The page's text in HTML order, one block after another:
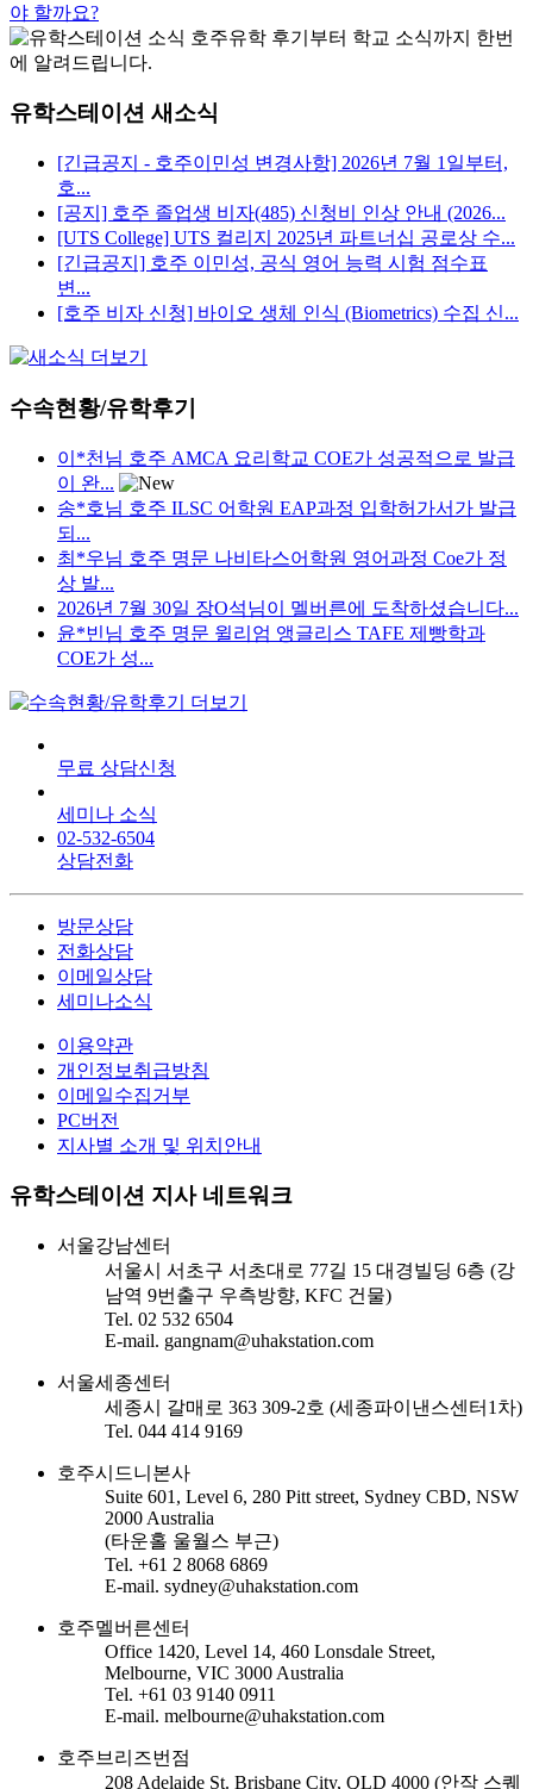
유학스테이션 새소식
[긴급공지 - 호주이민성 변경사항] 2026년 7월 1일부터,
호...
[공지] 호주 졸업생 비자(485) 신청비 인상 안내 (2026...
[UTS College] UTS 컬리지 2025년 파트너십 공로상 수...
[긴급공지] 호주 이민성, 공식 영어 능력 시험 점수표
변...
[호주 비자 신청] 바이오 생체 인식 (Biometrics) 수집 신...
수속현황/유학후기
이*천님 호주 AMCA 요리학교 COE가 성공적으로 발급
이 완...
송*호님 호주 ILSC 어학원 EAP과정 입학허가서가 발급
되...
최*우님 호주 명문 나비타스어학원 영어과정 Coe가 정
상 발...
2026년 7월 30일 장O석님이 멜버른에 도착하셨습니다...
윤*빈님 호주 명문 윌리엄 앵글리스 TAFE 제빵학과
COE가 성...
무료 상담신청
세미나 소식
02-532-6504
상담전화
방문상담
전화상담
이메일상담
세미나소식
이용약관
개인정보취급방침
이메일수집거부
PC버전
지사별 소개 및 위치안내
유학스테이션 지사 네트워크
서울강남센터
서울시 서초구 서초대로 77길 15 대경빌딩 6층 (강
남역 9번출구 우측방향, KFC 건물)
Tel. 02 532 6504
E-mail. gangnam@uhakstation.com
서울세종센터
세종시 갈매로 363 309-2호 (세종파이낸스센터1차)
Tel. 044 414 9169
호주시드니본사
Suite 601, Level 6, 280 Pitt street, Sydney CBD, NSW
2000 Australia
(타운홀 울월스 부근)
Tel. +61 2 8068 6869
E-mail. sydney@uhakstation.com
호주멜버른센터
Office 1420, Level 14, 460 Lonsdale Street,
Melbourne, VIC 3000 Australia
Tel. +61 03 9140 0911
E-mail. melbourne@uhakstation.com
호주브리즈번점
208 Adelaide St. Brisbane City, QLD 4000 (안작 스퀘